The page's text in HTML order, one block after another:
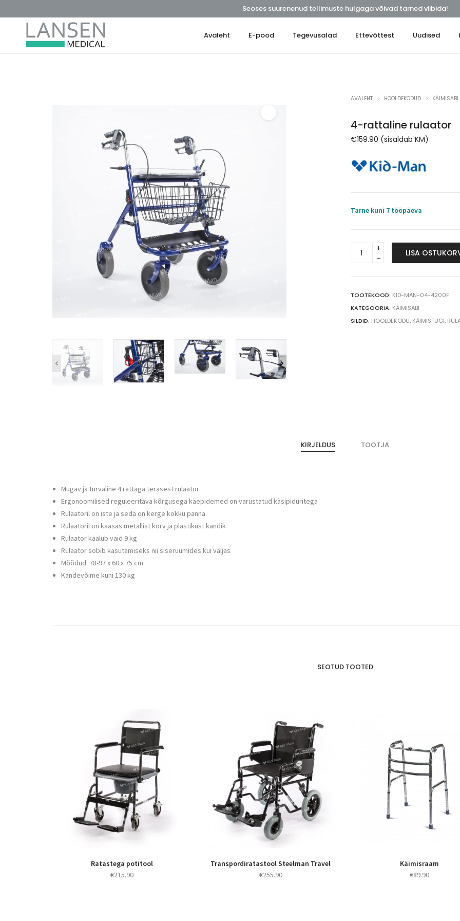
Seoses suurenenud tellimuste hulgaga võivad tarned viibida!
Avaleht E-pood Tegevusalad Ettevõttest Uudised
AVALEHT HOOLDEKODUD KÄIMISABI
4-rattaline rulaator
€159.90 (sisaldab KM)
Tarne kuni 7 tööpäeva
rattaline
LISA
TOOTEKOOD: KID-MAN-04-4200F
KATEGOORIA: KÄIMISABI
SILDID: HOOLDEKODU, KÄIMISTUGI,
KIRJELDUS TOOTJA
Mugav ja turvaline 4 rattaga terasest rulaator
Ergonoomilised reguleeritava kõrgusega käepidemed on varustatud käsipiduritega
Rulaatoril on iste ja seda on kerge kokku panna
Rulaatoril on kaasas metallist korv ja plastikust kandik
Rulaator kaalub vaid 9 kg
Rulaator sobib kasutamiseks nii siseruumides kui väljas
Mõõdud: 78-97 x 60 x 75 cm
Kandevõime kuni 130 kg
SEOTUD TOOTED
Ratastega potitool
€215.90
Transpordiratastool Steelman Travel
€255.90
Käimisraam
€89.90